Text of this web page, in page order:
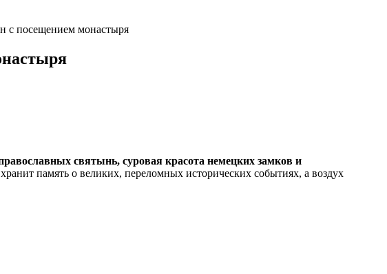
с посещением монастыря
святынь, суровая красота немецких замков и
память о великих, переломных исторических событиях, а воздух